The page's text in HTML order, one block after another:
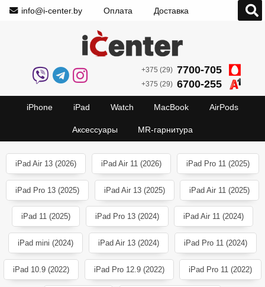
info@i-center.by Оплата Доставка
+375 (29) 7700-705
+375 (29) 6700-255
iPhone iPad Watch MacBook AirPods
Аксессуары MR-гарнитура
iPad Air 13 (2026) iPad Air 11 (2026) iPad Pro 11 (2025)
iPad Pro 13 (2025) iPad Air 13 (2025) iPad Air 11 (2025)
iPad 11 (2025) iPad Pro 13 (2024) iPad Air 11 (2024)
iPad mini (2024) iPad Air 13 (2024) iPad Pro 11 (2024)
iPad 10.9 (2022) iPad Pro 12.9 (2022) iPad Pro 11 (2022)